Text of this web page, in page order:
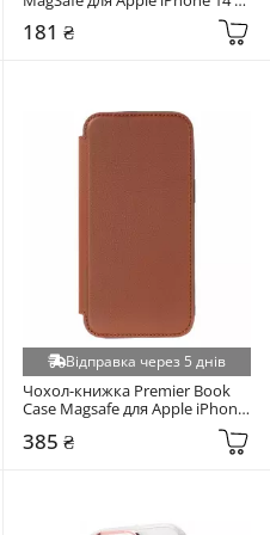
(+3)
181 ₴
Відправка через 5 днів
Чохол-книжка Premier Book
Case Magsafe для Apple iPhone
385 ₴